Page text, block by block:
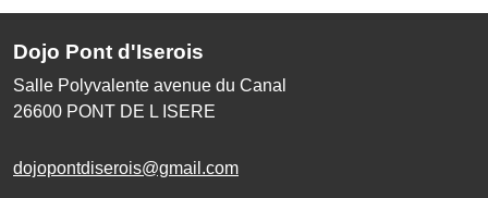
Dojo Pont d'Iserois
Salle Polyvalente avenue du Canal
26600 PONT DE L ISERE
dojopontdiserois@gmail.com